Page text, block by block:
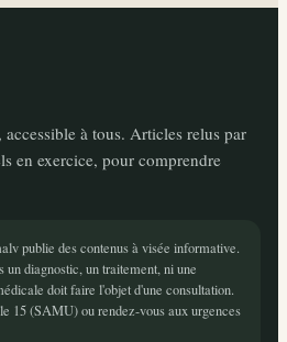
à tous. Articles relus par
en exercice, pour comprendre
publie des contenus à visée informative.
un diagnostic, un traitement, ni une
doit faire l'objet d'une consultation.
15 (SAMU) ou rendez-vous aux urgences